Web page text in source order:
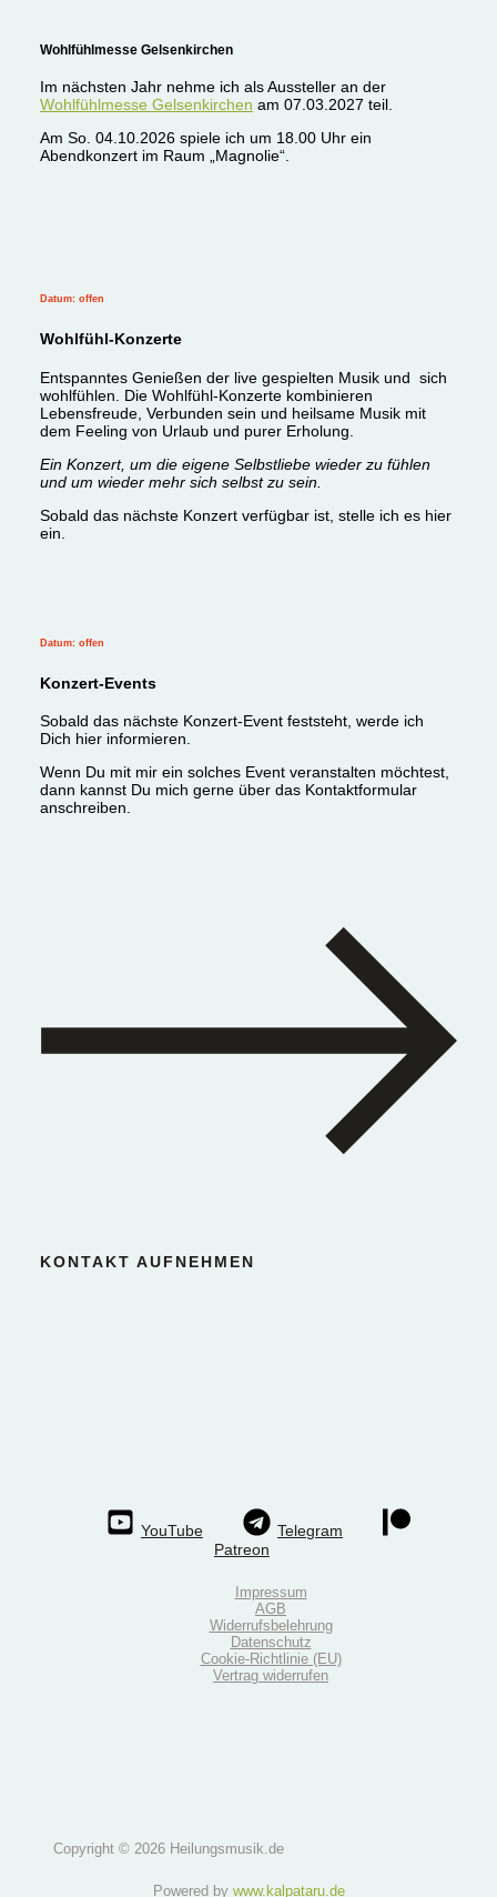
Wohlfühlmesse Gelsenkirchen
Im nächsten Jahr nehme ich als Aussteller an der
Wohlfühlmesse Gelsenkirchen am 07.03.2027 teil.
Am So. 04.10.2026 spiele ich um 18.00 Uhr ein
Abendkonzert im Raum „Magnolie“.
Datum: offen
Wohlfühl-Konzerte
Entspanntes Genießen der live gespielten Musik und sich
wohlfühlen. Die Wohlfühl-Konzerte kombinieren
Lebensfreude, Verbunden sein und heilsame Musik mit
dem Feeling von Urlaub und purer Erholung.
Ein Konzert, um die eigene Selbstliebe wieder zu fühlen
und um wieder mehr sich selbst zu sein.
Sobald das nächste Konzert verfügbar ist, stelle ich es hier
ein.
Datum: offen
Konzert-Events
Sobald das nächste Konzert-Event feststeht, werde ich
Dich hier informieren.
Wenn Du mit mir ein solches Event veranstalten möchtest,
dann kannst Du mich gerne über das Kontaktformular
anschreiben.
KONTAKT AUFNEHMEN
YouTube
Telegram
Patreon
Impressum
AGB
Widerrufsbelehrung
Datenschutz
Cookie-Richtlinie (EU)
Vertrag widerrufen
Copyright © 2026 Heilungsmusik.de
Powered by www.kalpataru.de